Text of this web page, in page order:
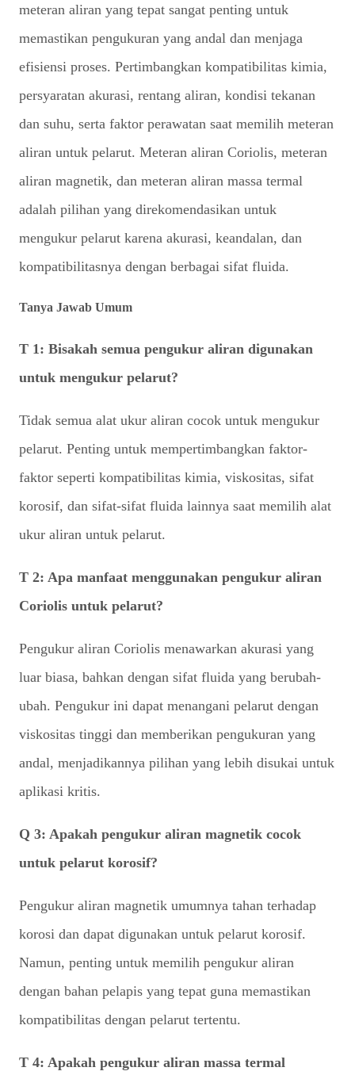
meteran aliran yang tepat sangat penting untuk
memastikan pengukuran yang andal dan menjaga
efisiensi proses. Pertimbangkan kompatibilitas kimia,
persyaratan akurasi, rentang aliran, kondisi tekanan
dan suhu, serta faktor perawatan saat memilih meteran
aliran untuk pelarut. Meteran aliran Coriolis, meteran
aliran magnetik, dan meteran aliran massa termal
adalah pilihan yang direkomendasikan untuk
mengukur pelarut karena akurasi, keandalan, dan
kompatibilitasnya dengan berbagai sifat fluida.
Tanya Jawab Umum
T 1: Bisakah semua pengukur aliran digunakan
untuk mengukur pelarut?
Tidak semua alat ukur aliran cocok untuk mengukur
pelarut. Penting untuk mempertimbangkan faktor-
faktor seperti kompatibilitas kimia, viskositas, sifat
korosif, dan sifat-sifat fluida lainnya saat memilih alat
ukur aliran untuk pelarut.
T 2: Apa manfaat menggunakan pengukur aliran
Coriolis untuk pelarut?
Pengukur aliran Coriolis menawarkan akurasi yang
luar biasa, bahkan dengan sifat fluida yang berubah-
ubah. Pengukur ini dapat menangani pelarut dengan
viskositas tinggi dan memberikan pengukuran yang
andal, menjadikannya pilihan yang lebih disukai untuk
aplikasi kritis.
Q 3: Apakah pengukur aliran magnetik cocok
untuk pelarut korosif?
Pengukur aliran magnetik umumnya tahan terhadap
korosi dan dapat digunakan untuk pelarut korosif.
Namun, penting untuk memilih pengukur aliran
dengan bahan pelapis yang tepat guna memastikan
kompatibilitas dengan pelarut tertentu.
T 4: Apakah pengukur aliran massa termal